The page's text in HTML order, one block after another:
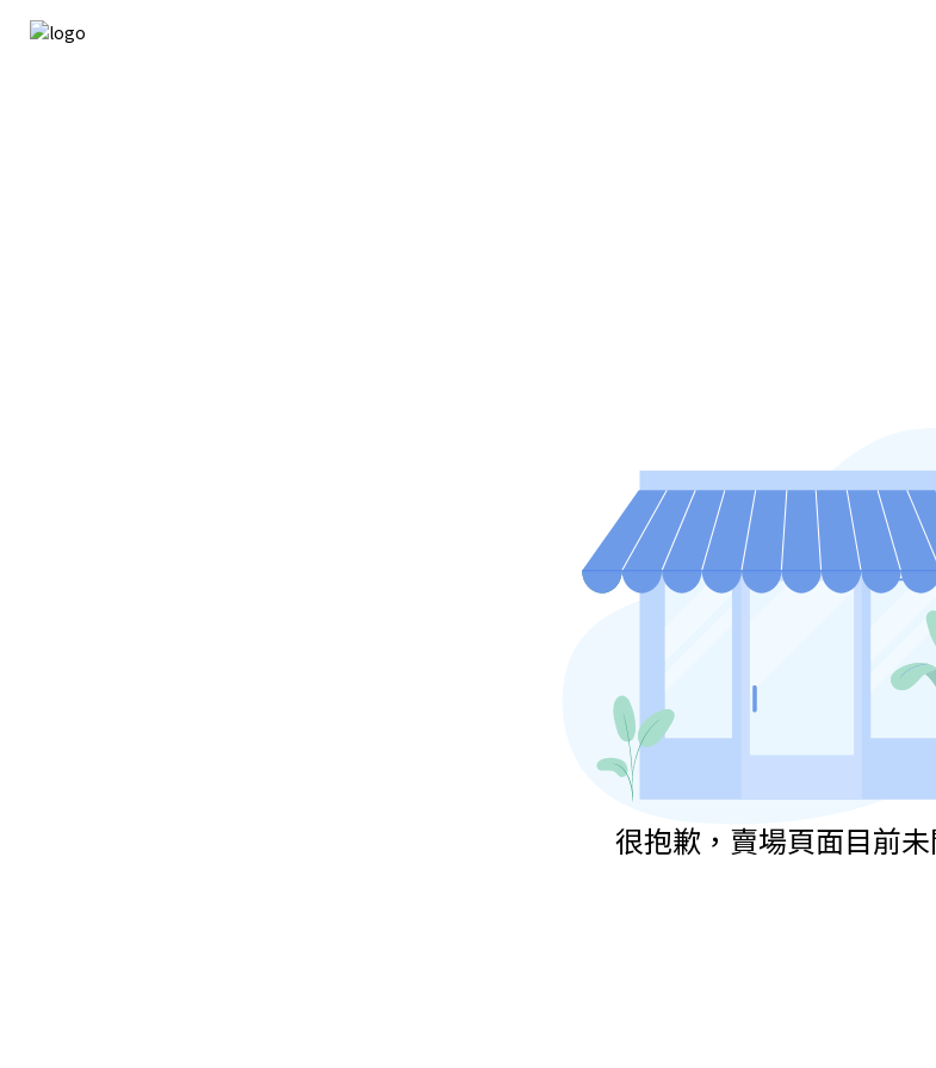
很抱歉，賣場頁面目前